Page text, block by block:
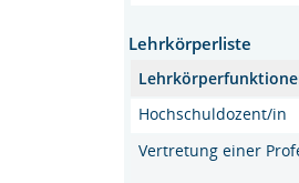
Lehrkörperliste
Hochschuldozent/in
Vertretung einer